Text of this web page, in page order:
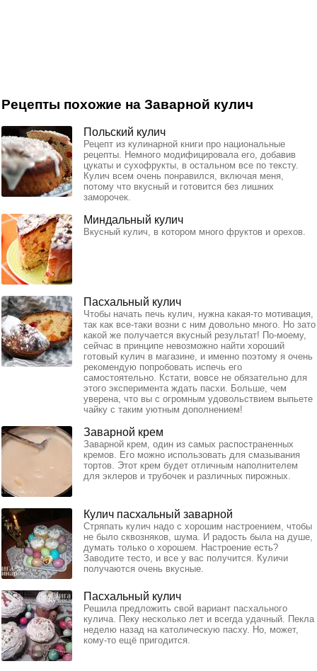
Рецепты похожие на Заварной кулич
Польский кулич
Рецепт из кулинарной книги про национальные
рецепты. Немного модифицировала его, добавив
цукаты и сухофрукты, в остальном все по тексту.
Кулич всем очень понравился, включая меня,
потому что вкусный и готовится без лишних
заморочек.
Миндальный кулич
Вкусный кулич, в котором много фруктов и орехов.
Пасхальный кулич
Чтобы начать печь кулич, нужна какая-то мотивация,
так как все-таки возни с ним довольно много. Но зато
какой же получается вкусный результат! По-моему,
сейчас в принципе невозможно найти хороший
готовый кулич в магазине, и именно поэтому я очень
рекомендую попробовать испечь его
самостоятельно. Кстати, вовсе не обязательно для
этого эксперимента ждать пасхи. Больше, чем
уверена, что вы с огромным удовольствием выпьете
чайку с таким уютным дополнением!
Заварной крем
Заварной крем, один из самых распостраненных
кремов. Его можно использовать для смазывания
тортов. Этот крем будет отличным наполнителем
для эклеров и трубочек и различных пирожных.
Кулич пасхальный заварной
Стряпать кулич надо с хорошим настроением, чтобы
не было сквозняков, шума. И радость была на душе,
думать только о хорошем. Настроение есть?
Заводите тесто, и все у вас получится. Куличи
получаются очень вкусные.
Пасхальный кулич
Решила предложить свой вариант пасхального
кулича. Пеку несколько лет и всегда удачный. Пекла
неделю назад на католическую пасху. Но, может,
кому-то ещё пригодится.